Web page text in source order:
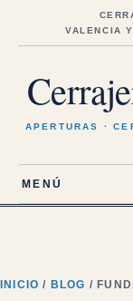
VALENCIA
APERTURAS ·
MENÚ
INICIO / BLOG /